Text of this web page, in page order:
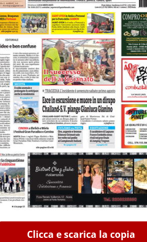
Clicca e scarica la copia